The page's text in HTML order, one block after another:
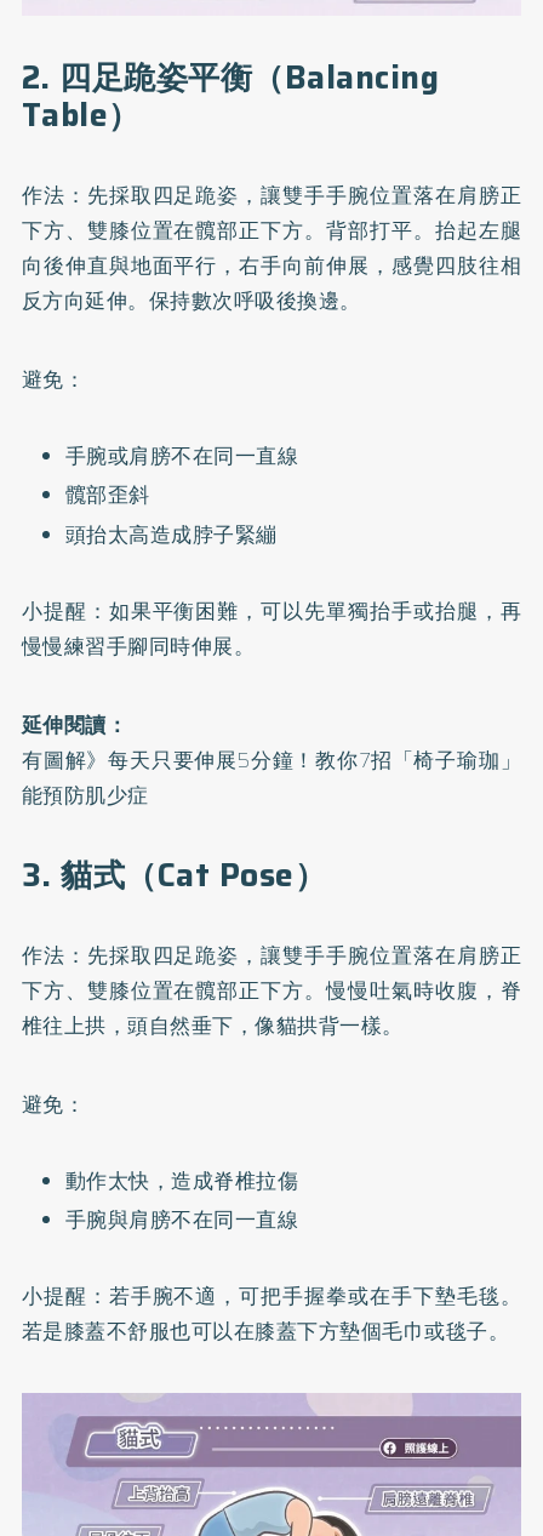
2. 四足跪姿平衡（Balancing
Table）
作法：先採取四足跪姿，讓雙手手腕位置落在肩膀正
下方、雙膝位置在髖部正下方。背部打平。抬起左腿
向後伸直與地面平行，右手向前伸展，感覺四肢往相
反方向延伸。保持數次呼吸後換邊。
避免：
手腕或肩膀不在同一直線
髖部歪斜
頭抬太高造成脖子緊繃
小提醒：如果平衡困難，可以先單獨抬手或抬腿，再
慢慢練習手腳同時伸展。
延伸閱讀：
有圖解》每天只要伸展5分鐘！教你7招「椅子瑜珈」
能預防肌少症
3. 貓式（Cat Pose）
作法：先採取四足跪姿，讓雙手手腕位置落在肩膀正
下方、雙膝位置在髖部正下方。慢慢吐氣時收腹，脊
椎往上拱，頭自然垂下，像貓拱背一樣。
避免：
動作太快，造成脊椎拉傷
手腕與肩膀不在同一直線
小提醒：若手腕不適，可把手握拳或在手下墊毛毯。
若是膝蓋不舒服也可以在膝蓋下方墊個毛巾或毯子。